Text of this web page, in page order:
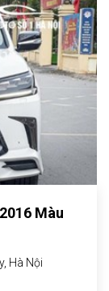
Màu
Hà Nội